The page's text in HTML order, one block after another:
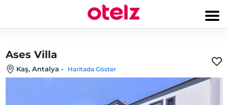
Ases Villa
Kaş, Antalya - Haritada Göster